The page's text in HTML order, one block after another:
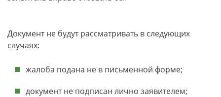
Документ не будут рассматривать в следующих
случаях:
жалоба подана не в письменной форме;
документ не подписан лично заявителем;